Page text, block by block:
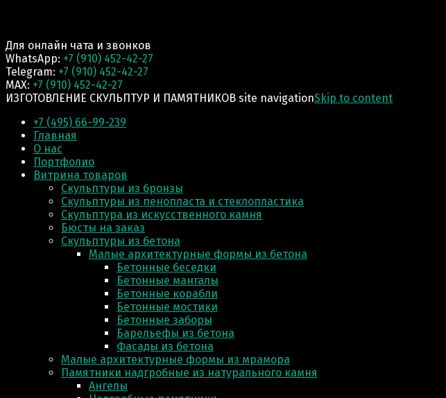
Для онлайн чата и звонков
WhatsApp: +7 (910) 452-42-27
Telegram: +7 (910) 452-42-27
MAX: +7 (910) 452-42-27
ИЗГОТОВЛЕНИЕ СКУЛЬПТУР И ПАМЯТНИКОВ site navigationSkip to content
+7 (495) 66-99-239
Главная
О нас
Портфолио
Витрина товаров
Скульптуры из бронзы
Скульптуры из пенопласта и стеклопластика
Скульптура из искусственного камня
Бюсты на заказ
Скульптуры из бетона
Малые архитектурные формы из бетона
Бетонные беседки
Бетонные мангалы
Бетонные корабли
Бетонные мостики
Бетонные заборы
Барельефы из бетона
Фасады из бетона
Малые архитектурные формы из мрамора
Памятники надгробные из натурального камня
Ангелы